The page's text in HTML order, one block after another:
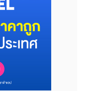
คโนโลยีตรวจเฝ้า
เที่ยวและวัฒนธรรม
รรมทั้ง 3 สาย เพื่อ
หมิงที่โดดเด่นเป็น
ารถด้านการสื่อสาร
องราวความรุ่งเรือง
าวโลก จากความมุ่ง
มรดกโลกอันล้ำค่านี้